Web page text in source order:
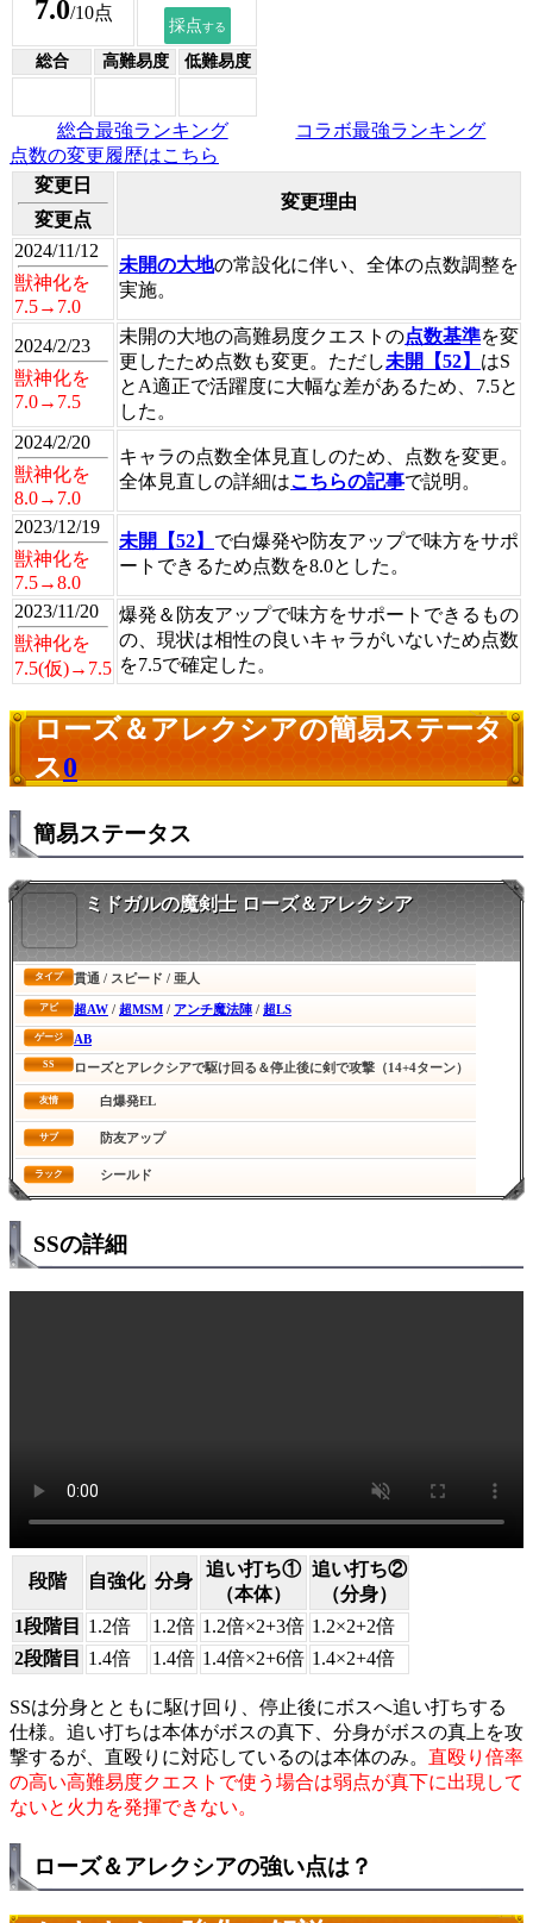
7.0/10点
総合 高難易度 低難易度
総合最強ランキング
コラボ最強ランキング
点数の変更履歴はこちら
変更日
変更点
変更理由
2024/11/12
獣神化を
7.5→7.0
未開の大地の常設化に伴い、全体の点数調整を
実施。
2024/2/23
獣神化を
7.0→7.5
未開の大地の高難易度クエストの点数基準を変
更したため点数も変更。ただし未開【52】 はS
とA適正で活躍度に大幅な差があるため、7.5と
した。
2024/2/20
獣神化を
8.0→7.0
キャラの点数全体見直しのため、点数を変更。
全体見直しの詳細はこちらの記事で説明。
2023/12/19
獣神化を
7.5→8.0
未開【52】 で白爆発や防友アップで味方をサポ
ートできるため点数を8.0とした。
2023/11/20
獣神化を
7.5(仮)→7.5
爆発＆防友アップで味方をサポートできるもの
の、現状は相性の良いキャラがいないため点数
を7.5で確定した。
ローズ＆アレクシアの簡易ステータ
ス0
簡易ステータス
ミドガルの魔剣士 ローズ＆アレクシア
タイプ 貫通 / スピード / 亜人
アビ 超AW / 超MSM / アンチ魔法陣 / 超LS
ゲージ AB
SS ローズとアレクシアで駆け回る＆停止後に剣で攻撃（14+4ターン）
友情 白爆発EL
サブ 防友アップ
ラック シールド
SSの詳細
段階 自強化 分身
追い打ち①
（本体）
追い打ち②
（分身）
1段階目
1.2倍 1.2倍 1.2倍×2+3倍 1.2×2+2倍
2段階目
1.4倍 1.4倍 1.4倍×2+6倍 1.4×2+4倍
SSは分身とともに駆け回り、停止後にボスへ追い打ちする
仕様。追い打ちは本体がボスの真下、分身がボスの真上を攻
撃するが、直殴りに対応しているのは本体のみ。 直殴り倍率
の高い高難易度クエストで使う場合は弱点が真下に出現して
ないと火力を発揮できない。
ローズ＆アレクシアの強い点は？